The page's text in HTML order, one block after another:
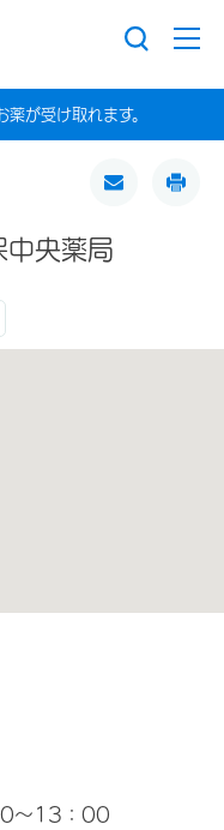
が受け取れます。
央薬局
～13：00